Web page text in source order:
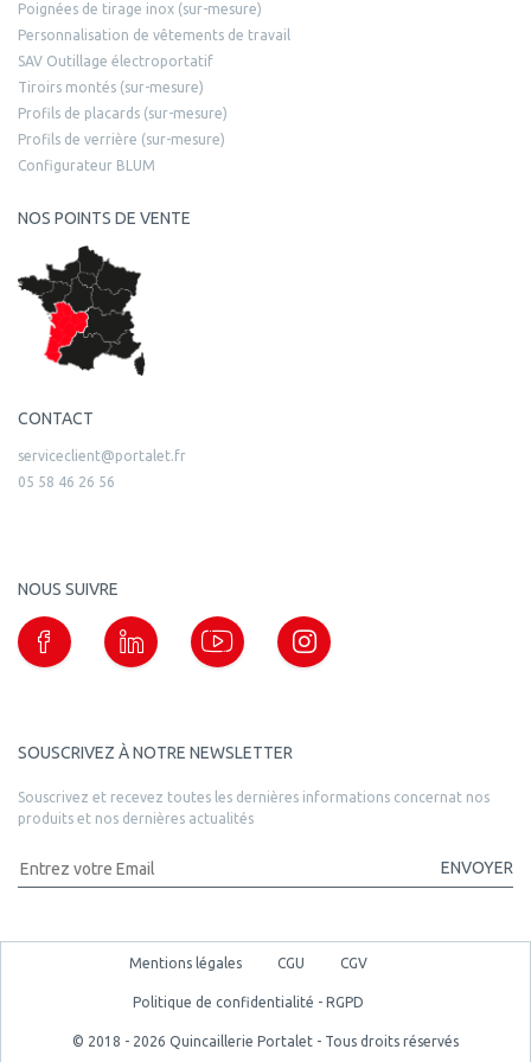
Poignées de tirage inox (sur-mesure)
Personnalisation de vêtements de travail
SAV Outillage électroportatif
Tiroirs montés (sur-mesure)
Profils de placards (sur-mesure)
Profils de verrière (sur-mesure)
Configurateur BLUM
NOS POINTS DE VENTE
CONTACT
serviceclient@portalet.fr
05 58 46 26 56
NOUS SUIVRE
SOUSCRIVEZ À NOTRE NEWSLETTER
Souscrivez et recevez toutes les dernières informations concernat nos
produits et nos dernières actualités
ENVOYER
Mentions légales CGU CGV
Politique de confidentialité - RGPD
© 2018 - 2026 Quincaillerie Portalet - Tous droits réservés